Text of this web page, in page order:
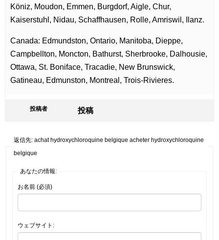
Köniz, Moudon, Emmen, Burgdorf, Aigle, Chur,
Kaiserstuhl, Nidau, Schaffhausen, Rolle, Amriswil, Ilanz.
Canada: Edmundston, Ontario, Manitoba, Dieppe,
Campbellton, Moncton, Bathurst, Sherbrooke, Dalhousie,
Ottawa, St. Boniface, Tracadie, New Brunswick,
Gatineau, Edmunston, Montreal, Trois-Rivieres.
投稿者 投稿
返信先: achat hydroxychloroquine belgique acheter hydroxychloroquine
belgique
あなたの情報:
お名前 (必須)
ウェブサイト: